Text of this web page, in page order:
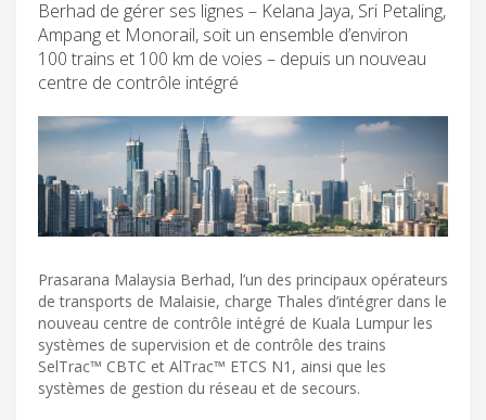
Berhad de gérer ses lignes – Kelana Jaya, Sri Petaling,
Ampang et Monorail, soit un ensemble d’environ
100 trains et 100 km de voies – depuis un nouveau
centre de contrôle intégré
Prasarana Malaysia Berhad, l’un des principaux opérateurs
de transports de Malaisie, charge Thales d’intégrer dans le
nouveau centre de contrôle intégré de Kuala Lumpur les
systèmes de supervision et de contrôle des trains
SelTrac™ CBTC et AlTrac™ ETCS N1, ainsi que les
systèmes de gestion du réseau et de secours.